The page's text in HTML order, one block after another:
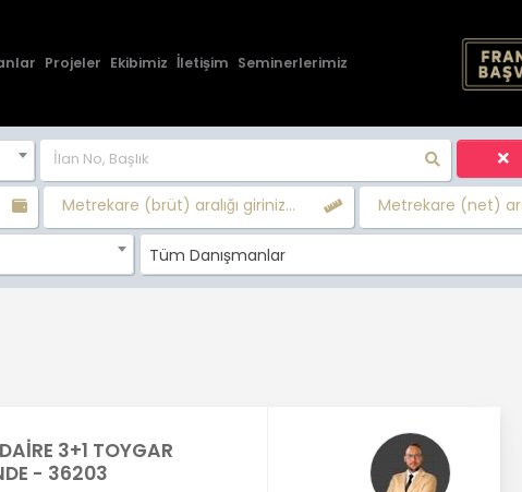
Projeler Ekibimiz İletişim Seminerlerimiz
Metrekare (brüt) aralığı giriniz... Metrekare (net)
Tüm Danışmanlar
3+1 TOYGAR
- 36203